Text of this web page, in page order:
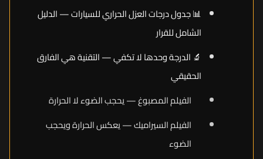
📊 جدول درجات العزل الحراري للسيارات — الدليل
الشامل للقرار
🔬 الدرجة وحدها لا تكفي — التقنية هي الفارق
الحقيقي
الفيلم المصبوغ — يحجب الضوء لا الحرارة
الفيلم السيراميك — يعكس الحرارة ويحجب
الضوء